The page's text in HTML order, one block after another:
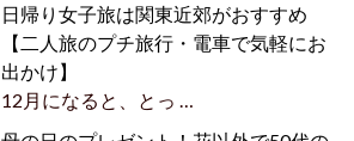
日帰り女子旅は関東近郊がおすすめ
【二人旅のプチ旅行・電車で気軽にお
出かけ】
12月になると、とっ …